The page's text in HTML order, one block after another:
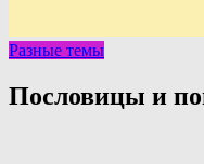
Разные темы
Пословицы и